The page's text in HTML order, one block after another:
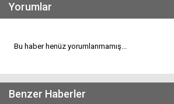
Yorumlar
Bu haber henüz yorumlanmamış...
Benzer Haberler